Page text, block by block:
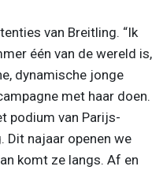
van Breitling. “Ik
één van de wereld is,
dynamische jonge
met haar doen.
podium van Parijs-
Dit najaar openen we
komt ze langs. Af en